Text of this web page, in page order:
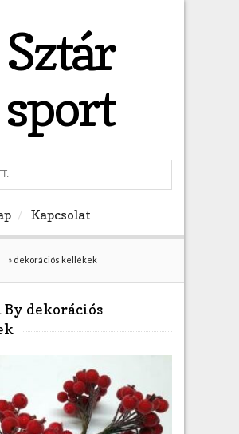
Sztár
sport
e
h
Kapcsolat
» dekorációs kellékek
By dekorációs